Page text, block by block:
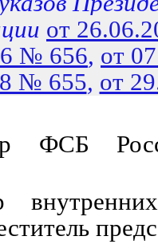
от
№ 656, от
№ 655, от
ФСБ